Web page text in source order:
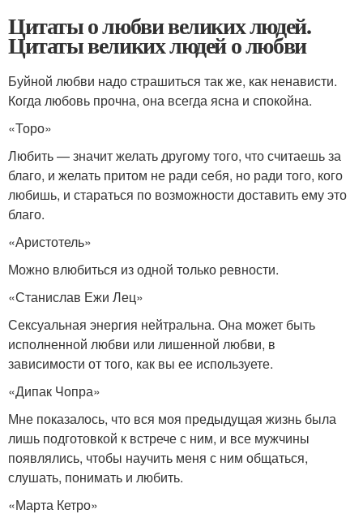
Цитаты о любви великих людей.
Цитаты великих людей о любви
Буйной любви надо страшиться так же, как ненависти.
Когда любовь прочна, она всегда ясна и спокойна.
«Торо»
Любить — значит желать другому того, что считаешь за
благо, и желать притом не ради себя, но ради того, кого
любишь, и стараться по возможности доставить ему это
благо.
«Аристотель»
Можно влюбиться из одной только ревности.
«Станислав Ежи Лец»
Сексуальная энергия нейтральна. Она может быть
исполненной любви или лишенной любви, в
зависимости от того, как вы ее используете.
«Дипак Чопра»
Мне показалось, что вся моя предыдущая жизнь была
лишь подготовкой к встрече с ним, и все мужчины
появлялись, чтобы научить меня с ним общаться,
слушать, понимать и любить.
«Марта Кетро»